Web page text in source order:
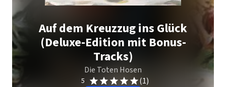
Auf dem Kreuzzug ins Glück
(Deluxe-Edition mit Bonus-
Tracks)
Die Toten Hosen
5 (1)